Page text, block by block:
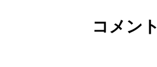
コメント